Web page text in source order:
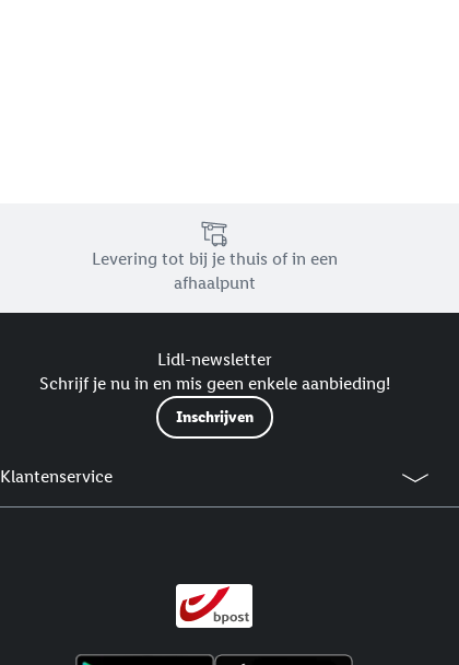
Levering tot bij je thuis of in een
afhaalpunt
Lidl-newsletter
Schrijf je nu in en mis geen enkele aanbieding!
Inschrijven
Klantenservice